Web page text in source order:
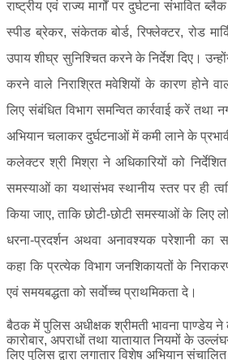
राष्ट्रीय एवं राज्य मार्गों पर दुर्घटना संभावित
स्पीड ब्रेकर, संकेतक बोर्ड, रिफ्लेक्टर, रोड
उपाय शीघ्र सुनिश्चित करने के निर्देश दिए।
करने वाले निराश्रित मवेशियों के कारण होने
लिए संबंधित विभाग समन्वित कार्रवाई करें तथा
अभियान चलाकर दुर्घटनाओं में कमी लाने के
कलेक्टर श्री मिश्रा ने अधिकारियों को
समस्याओं का यथासंभव स्थानीय स्तर पर ही
किया जाए, ताकि छोटी-छोटी समस्याओं के लिए
धरना-प्रदर्शन अथवा अनावश्यक परेशानी का
कहा कि प्रत्येक विभाग जनशिकायतों के
एवं समयबद्धता को सर्वाेच्च प्राथमिकता दे।
बैठक में पुलिस अधीक्षक श्रीमती भावना पाण्डेय
कारोबार, अपराधों तथा यातायात नियमों के
लिए पुलिस द्वारा लगातार विशेष अभियान